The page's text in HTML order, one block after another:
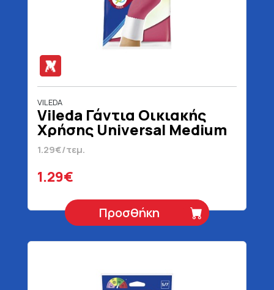
VILEDA
Vileda Γάντια Οικιακής
Χρήσης Universal Medium
1.29€/τεμ.
1.29€
Προσθήκη